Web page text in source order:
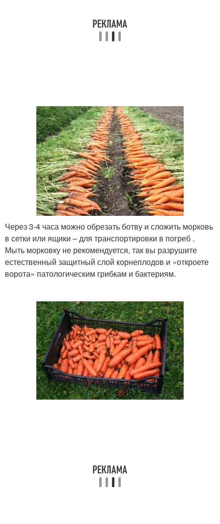
Через 3-4 часа можно обрезать ботву и сложить морковь
в сетки или ящики – для транспортировки в погреб .
Мыть морковку не рекомендуется, так вы разрушите
естественный защитный слой корнеплодов и «откроете
ворота» патологическим грибкам и бактериям.